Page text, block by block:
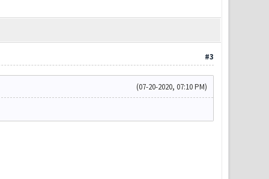
#3
(07-20-2020, 07:10 PM)